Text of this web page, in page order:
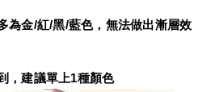
金/紅/黑/藍色，無法做出漸層效
建議單上1種顏色